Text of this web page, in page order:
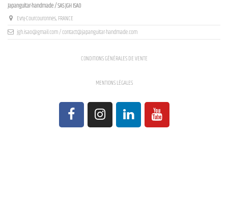
Japanguitar-handmade / SAS JGH ISAO
Evry-Courcouronnes, FRANCE
jgh.isao@gmail.com / contact@japanguitar-handmade.com
CONDITIONS GÉNÉRALES DE VENTE
MENTIONS LÉGALES